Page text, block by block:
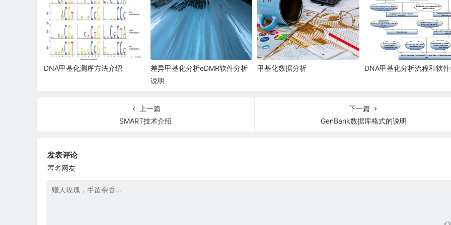
DNA甲基化测序方法介绍
差异甲基化分析eDMR软件分析
说明
甲基化数据分析 DNA甲基化分析流程和软
上一篇
SMART技术介绍
下一篇
GenBank数据库格式的说明
发表评论
匿名网友